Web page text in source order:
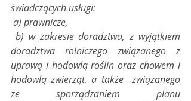
świadczących usługi:
a) prawnicze,
doradztwa rolniczego związanego z
uprawą i hodowlą roślin oraz chowem i
hodowlą zwierząt, a także  związanego
ze sporządzaniem planu